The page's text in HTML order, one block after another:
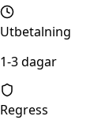
Utbetalning
1-3 dagar
Regress